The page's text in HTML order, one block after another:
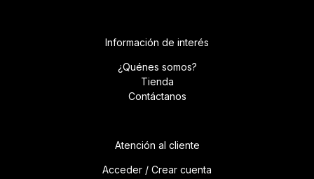
Información de interés
¿Quénes somos?
Tienda
Contáctanos
Atención al cliente
Acceder / Crear cuenta